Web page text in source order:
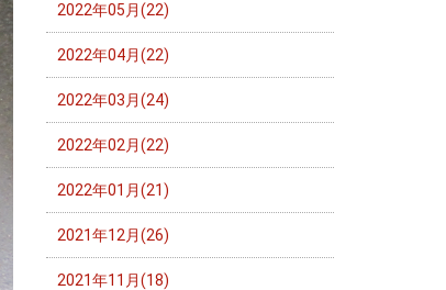
2022年05月(22)
2022年04月(22)
2022年03月(24)
2022年02月(22)
2022年01月(21)
2021年12月(26)
2021年11月(18)